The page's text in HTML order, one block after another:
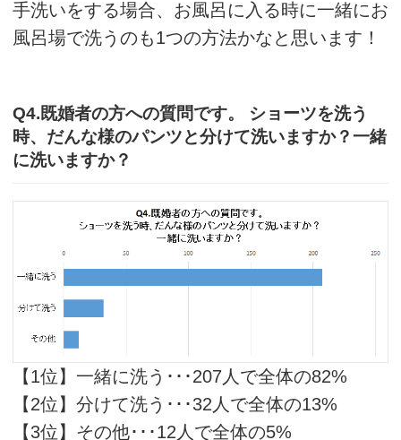
手洗いをする場合、お風呂に入る時に一緒にお
風呂場で洗うのも1つの方法かなと思います！
Q4.既婚者の方への質問です。 ショーツを洗う
時、だんな様のパンツと分けて洗いますか？一緒
に洗いますか？
【1位】一緒に洗う･･･207人で全体の82%
【2位】分けて洗う･･･32人で全体の13%
【3位】その他･･･12人で全体の5%